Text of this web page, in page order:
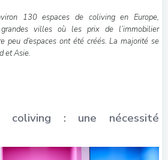
130 espaces de coliving en Europe,
villes où les prix de l’immobilier
peu d’espaces ont été créés. La majorité se
et Asie.
: une nécessité